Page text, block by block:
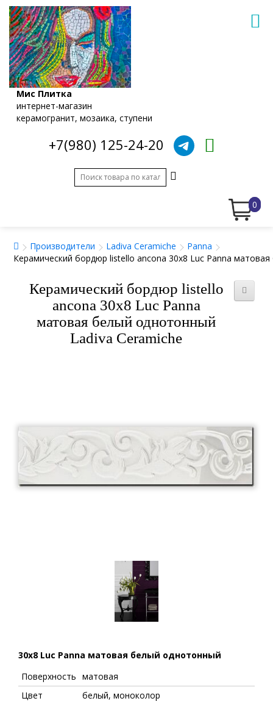
Мис Плитка
интернет-магазин
керамогранит, мозаика, ступени
+7(980) 125-24-20
0
Производители Ladiva Сeramiche
Panna
Керамический бордюр listello ancona 30x8 Luc Panna
Керамический бордюр listello
ancona 30x8 Luc Panna
матовая белый однотонный
Ladiva Сeramiche
30x8 Luc Panna матовая белый однотонный
Поверхность матовая
Цвет
белый, моноколор